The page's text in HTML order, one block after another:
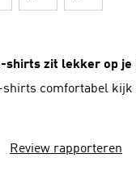
shirts zit lekker op je
shirts comfortabel
Review rapporteren